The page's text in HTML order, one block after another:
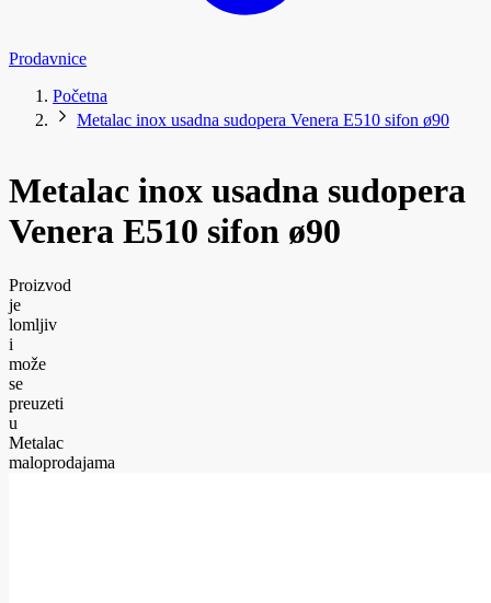
Prodavnice
Početna
Metalac inox usadna sudopera Venera E510 sifon ø90
Metalac inox usadna sudopera
Venera E510 sifon ø90
Proizvod
je
lomljiv
i
može
se
preuzeti
u
Metalac
maloprodajama